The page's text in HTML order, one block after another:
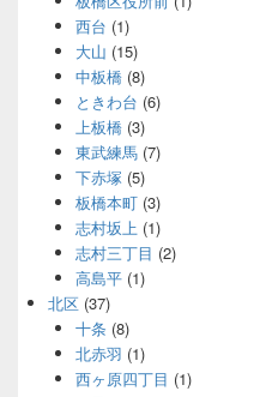
西台 (1)
大山 (15)
中板橋(8)
ときわ台 (6)
上板橋(3)
東武練馬(7)
下赤塚 (5)
板橋本町(3)
志村坂上 (1)
志村三丁目 (2)
高島平(1)
北区 (37)
十条 (8)
北赤羽 (1)
西ヶ原四丁目 (1)